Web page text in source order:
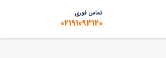
تماس فوری
02191093120